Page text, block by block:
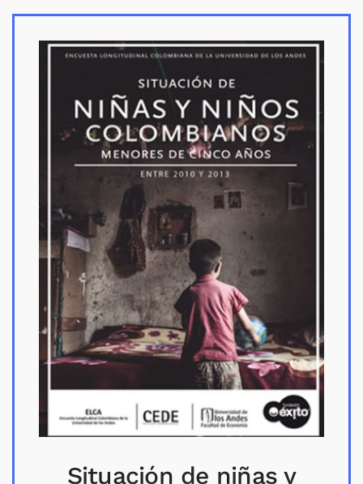
Situación de niñas y